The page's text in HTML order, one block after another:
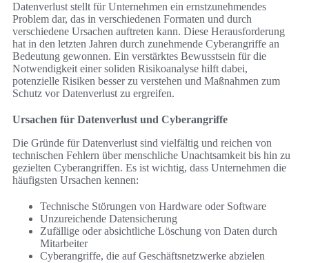
Datenverlust stellt für Unternehmen ein ernstzunehmendes
Problem dar, das in verschiedenen Formaten und durch
verschiedene Ursachen auftreten kann. Diese Herausforderung
hat in den letzten Jahren durch zunehmende Cyberangriffe an
Bedeutung gewonnen. Ein verstärktes Bewusstsein für die
Notwendigkeit einer soliden Risikoanalyse hilft dabei,
potenzielle Risiken besser zu verstehen und Maßnahmen zum
Schutz vor Datenverlust zu ergreifen.
Ursachen für Datenverlust und Cyberangriffe
Die Gründe für Datenverlust sind vielfältig und reichen von
technischen Fehlern über menschliche Unachtsamkeit bis hin zu
gezielten Cyberangriffen. Es ist wichtig, dass Unternehmen die
häufigsten Ursachen kennen:
Technische Störungen von Hardware oder Software
Unzureichende Datensicherung
Zufällige oder absichtliche Löschung von Daten durch
Mitarbeiter
Cyberangriffe, die auf Geschäftsnetzwerke abzielen